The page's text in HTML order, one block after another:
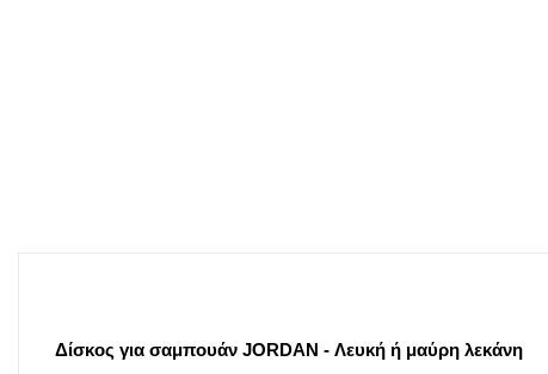
Δίσκος για σαμπουάν JORDAN - Λευκή ή μαύρη λεκάνη